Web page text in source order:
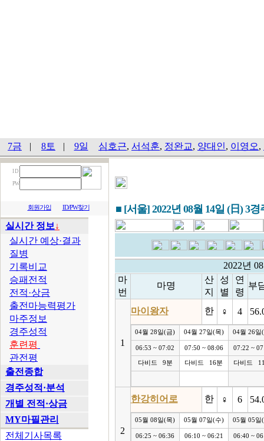
7금 | 8토 | 9일 심호근, 서석훈, 정완교, 양대인, 이영오,
I D
PW
회원가입 ID/PW찾기
실시간 정보↓
실시간 예상·결과
질병
기록비교
승패전적
전적·상금
출전마능력평가
마주정보
경주성적
훈련평
관전평
출전종합
경주성적·분석
개별 전적·상금
MY마필관리
전체기사목록
■ [서울] 2022년 08월 14일 (日) 3경
2022년
마
번
마명
산
지
성
별
연
령
부
1
마이왕자 한 ♀ 4
04월 28일(금) 04월 27일(목) 04월 26일
06:53 ~ 07:02 07:50 ~ 08:06 07:22 ~
다비드 9분 다비드 16분 다비드
2
한강히어로 한 ♀ 6
05월 08일(목) 05월 07일(수) 05월 05일
06:25 ~ 06:36 06:10 ~ 06:21 06:40 ~